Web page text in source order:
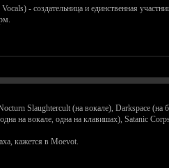
- создательница и единственная
Slaughtercult (на вокале), Darkspace
на вокале, одна на клавишах), Satanic
кажется в Moevot.